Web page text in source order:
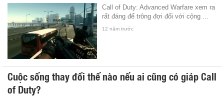
Call of Duty: Advanced Warfare xem ra
rất đáng để trông đợi đối với cộng ...
12 năm trước
Cuộc sống thay đổi thế nào nếu ai cũng có giáp Call
of Duty?